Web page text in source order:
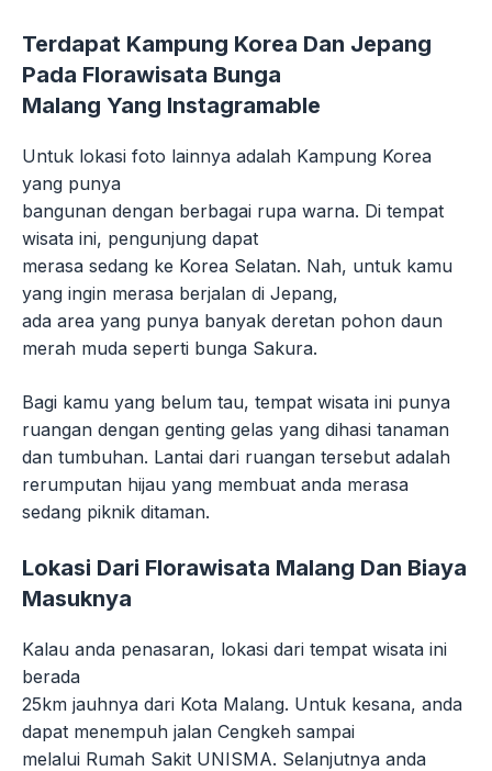
Terdapat Kampung Korea Dan Jepang
Pada Florawisata Bunga
Malang Yang Instagramable
Untuk lokasi foto lainnya adalah Kampung Korea
yang punya
bangunan dengan berbagai rupa warna. Di tempat
wisata ini, pengunjung dapat
merasa sedang ke Korea Selatan. Nah, untuk kamu
yang ingin merasa berjalan di Jepang,
ada area yang punya banyak deretan pohon daun
merah muda seperti bunga Sakura.
Bagi kamu yang belum tau, tempat wisata ini punya
ruangan dengan genting gelas yang dihasi tanaman
dan tumbuhan. Lantai dari ruangan tersebut adalah
rerumputan hijau yang membuat anda merasa
sedang piknik ditaman.
Lokasi Dari Florawisata Malang Dan Biaya
Masuknya
Kalau anda penasaran, lokasi dari tempat wisata ini
berada
25km jauhnya dari Kota Malang. Untuk kesana, anda
dapat menempuh jalan Cengkeh sampai
melalui Rumah Sakit UNISMA. Selanjutnya anda